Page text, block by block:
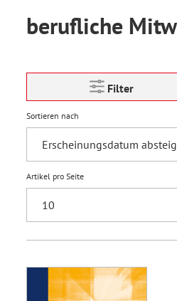
berufliche
Filter
Sortieren nach
Artikel pro Seite